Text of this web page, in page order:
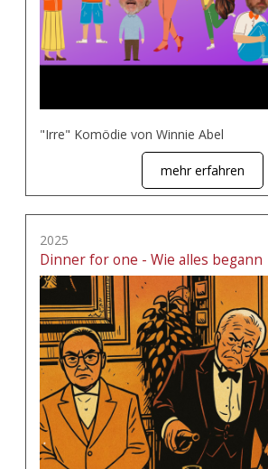
"Irre" Komödie von Winnie Abel
mehr erfahren
2025
Dinner for one - Wie alles begann